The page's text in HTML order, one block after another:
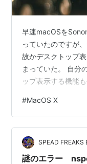
早速macOSを
っていたのですが
故かデスクトップ
まっていた。 自分
ップ表示する機能
するので、クリッ
いと相性が悪いの
の方法 設定の場所
> デスクトップと
が可能。 具体的な
#MacOS X
SPEAD FREAKS
謎のエラー